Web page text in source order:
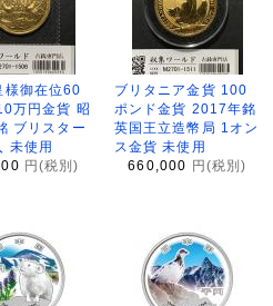
様御在位60
万円金貨 昭
ブリスター
未使用
円(税別)
ブリタニア金貨 100
ポンド金貨 2017年銘
英国王立造幣局 1オン
ス金貨 未使用
660,000
円(税別)